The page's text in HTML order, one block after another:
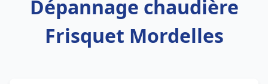
Dépannage chaudière
Frisquet Mordelles